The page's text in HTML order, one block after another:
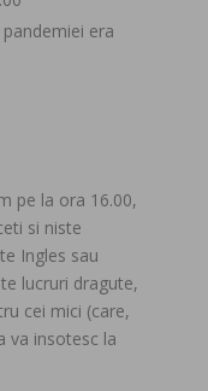
era
pe la ora 16.00,
si niste
Ingles sau
lucruri dragute,
cei mici (care,
va insotesc la